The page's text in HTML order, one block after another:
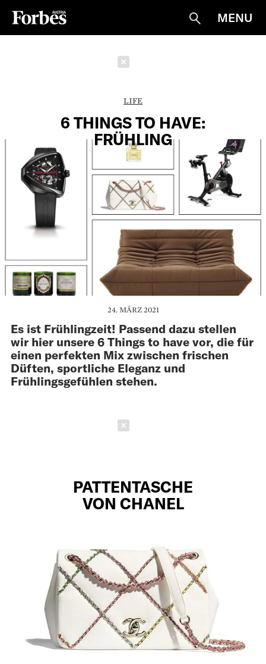
Suche
MENU
LIFE
6 THINGS TO HAVE:
FRÜHLING
24. MÄRZ 2021
Es ist Frühlingzeit! Passend dazu stellen
wir hier unsere 6 Things to have vor, die für
einen perfekten Mix zwischen frischen
Düften, sportliche Eleganz und
Frühlingsgefühlen stehen.
PATTENTASCHE
VON CHANEL